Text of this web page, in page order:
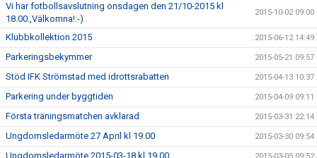
Vi har fotbollsavslutning onsdagen den 21/10-2015 kl
18.00.,Välkomna!:-)
2015-10-02 09:00
Klubbkollektion 2015 2015-06-12 14:49
Parkeringsbekymmer 2015-05-21 09:57
Stöd IFK Strömstad med idrottsrabatten 2015-04-13 10:37
Parkering under byggtiden 2015-04-09 09:11
Första träningsmatchen avklarad 2015-03-31 22:14
Ungdomsledarmöte 27 April kl 19.00 2015-03-30 09:54
Ungdomsledarmöte 2015-03-18 kl 19.00